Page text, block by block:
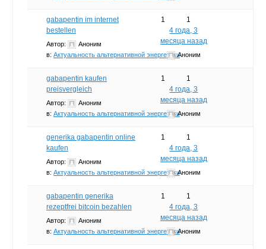
gabapentin im internet
bestellen
Автор:
Аноним
в: Актуальность альтернативной энергетики
1
1
4 года, 3
месяца назад
Аноним
gabapentin kaufen
preisvergleich
Автор:
Аноним
в: Актуальность альтернативной энергетики
1
1
4 года, 3
месяца назад
Аноним
generika gabapentin online
kaufen
Автор:
Аноним
в: Актуальность альтернативной энергетики
1
1
4 года, 3
месяца назад
Аноним
gabapentin generika
rezeptfrei bitcoin bezahlen
Автор:
Аноним
в: Актуальность альтернативной энергетики
1
1
4 года, 3
месяца назад
Аноним